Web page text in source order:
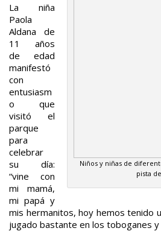
Niños y niñas de
pista
La niña
Paola
Aldana de
11 años
de edad
manifestó
con
entusiasm
o que
visitó el
parque
para
celebrar
su día:
“vine con
mi mamá,
mi papá y
mis hermanitos, hoy hemos tenido
jugado bastante en los toboganes y